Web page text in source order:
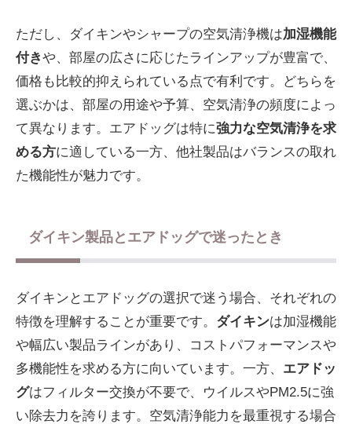
ただし、ダイキンやシャープの空気清浄機は加湿機能
付きや、部屋の広さに応じたラインアップが豊富で、
価格も比較的抑えられている点で有利です。どちらを
選ぶかは、部屋の用途や予算、空気清浄の頻度によっ
て異なります。エアドッグは特に強力な空気清浄を求
める方に適している一方、他社製品はバランスの取れ
た機能性が魅力です。
ダイキン製品とエアドッグで迷ったとき
ダイキンとエアドッグの選択で迷う場合、それぞれの
特徴を理解することが重要です。 ダイキンは加湿機能
や幅広い製品ラインがあり、コストパフォーマンスや
多機能性を求める方に向いています。一方、 エアドッ
グはフィルター交換が不要で、ウイルスやPM2.5に強
い除去力を誇ります。空気清浄能力を最重視する場合